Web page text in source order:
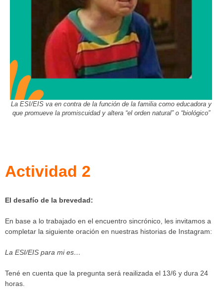
La ESI/EIS va en contra de la función de la familia como educadora y
que promueve la promiscuidad y altera “el orden natural” o “biológico”
Actividad 2
El desafío de la brevedad:
En base a lo trabajado en el encuentro sincrónico, les invitamos a
completar la siguiente oración en nuestras historias de Instagram:
La ESI/EIS para mi es…
Tené en cuenta que la pregunta será reailizada el 13/6 y dura 24
horas.